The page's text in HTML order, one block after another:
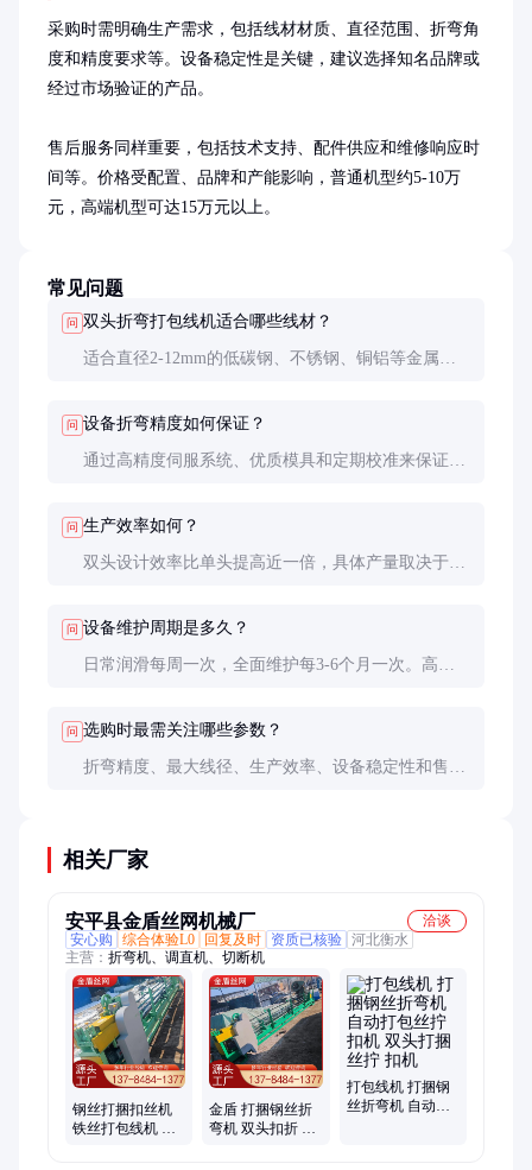
采购时需明确生产需求，包括线材材质、直径范围、折弯角
度和精度要求等。设备稳定性是关键，建议选择知名品牌或
经过市场验证的产品。
售后服务同样重要，包括技术支持、配件供应和维修响应时
间等。价格受配置、品牌和产能影响，普通机型约5-10万
元，高端机型可达15万元以上。
常见问题
问 双头折弯打包线机适合哪些线材？
适合直径2-12mm的低碳钢、不锈钢、铜铝等金属线
问 设备折弯精度如何保证？
通过高精度伺服系统、优质模具和定期校准来保证。
问 生产效率如何？
双头设计效率比单头提高近一倍，具体产量取决于线
问 设备维护周期是多久？
日常润滑每周一次，全面维护每3-6个月一次。高强
问 选购时最需关注哪些参数？
折弯精度、最大线径、生产效率、设备稳定性和售后
相关厂家
安平县金盾丝网机械厂
洽谈
安心购
综合体验L0 回复及时 资质已核验 河北衡水
主营： 折弯机、调直机、切断机
钢丝打捆扣丝机
铁丝打包线机 双
金盾 打捆钢丝折
弯机 双头扣折 弯
打包线机 打捆钢
丝折弯机 自动打